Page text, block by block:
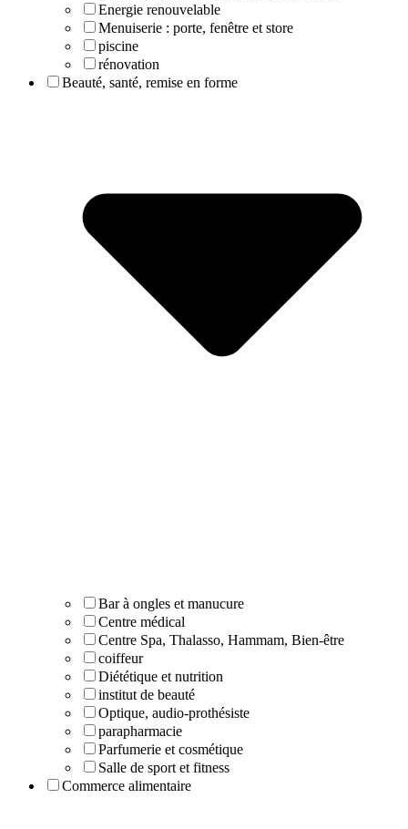
Energie renouvelable
Menuiserie : porte, fenêtre et store
piscine
rénovation
Beauté, santé, remise en forme
Bar à ongles et manucure
Centre médical
Centre Spa, Thalasso, Hammam, Bien-être
coiffeur
Diététique et nutrition
institut de beauté
Optique, audio-prothésiste
parapharmacie
Parfumerie et cosmétique
Salle de sport et fitness
Commerce alimentaire